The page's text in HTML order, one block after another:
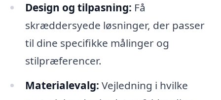
Design og tilpasning: Få
skræddersyede løsninger, der passer
til dine specifikke målinger og
stilpræferencer.
Materialevalg: Vejledning i hvilke